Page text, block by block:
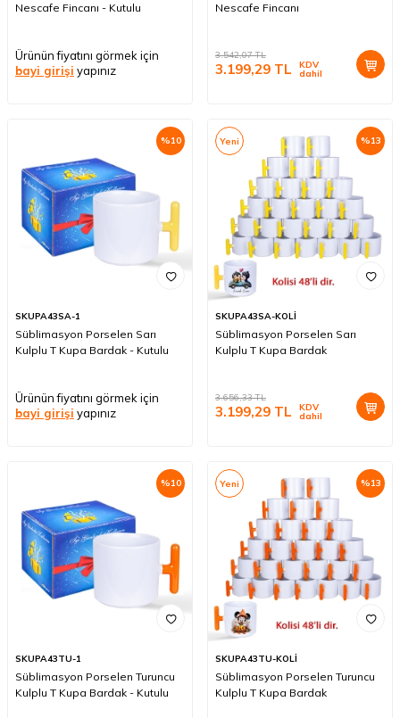
Nescafe Fincanı - Kutulu
Ürünün fiyatını görmek için
bayi girişi yapınız
Nescafe Fincanı
3.542,07TL
3.199,29 TL KDV
dahil
%10
SKUPA43SA-1
Süblimasyon Porselen Sarı
Kulplu T Kupa Bardak - Kutulu
Ürünün fiyatını görmek için
bayi girişi yapınız
%13
Yeni
SKUPA43SA-KOLİ
Süblimasyon Porselen Sarı
Kulplu T Kupa Bardak
3.656,33TL
3.199,29 TL KDV
dahil
%10
SKUPA43TU-1
Süblimasyon Porselen Turuncu
Kulplu T Kupa Bardak - Kutulu
%13
Yeni
SKUPA43TU-KOLİ
Süblimasyon Porselen Turuncu
Kulplu T Kupa Bardak